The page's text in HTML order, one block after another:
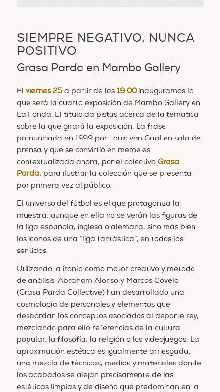
SIEMPRE NEGATIVO, NUNCA
POSITIVO
Grasa Parda en Mambo Gallery
El viernes 25a partir de las 19:00inauguramos la
que será la cuarta exposición de Mambo Gallery en
La Fonda. El título da pistas acerca de la temática
sobre la que girará la exposición. La frase
pronunciada en 1999 por Louis van Gaal en sala de
prensa y que se convirtió en meme es
contextualizada ahora, por el colectivo Grasa
Parda,para ilustrar la colección que se presenta
por primera vez al público.
El universo del fútbol es el que protagoniza la
muestra, aunque en ella no se verán las figuras de
la liga española, inglesa o alemana, sino más bien
los iconos de una “liga fantástica”, en todos los
sentidos.
Utilizando la ironía como motor creativo y método
de análisis, Abraham Alonso y Marcos Covelo
(Grasa Parda Collective) han desarrollado una
cosmología de personajes y elementos que
desbordan los conceptos asociados al deporte rey,
mezclando para ello referencias de la cultura
popular, la filosofía, la religión o los videojuegos. La
aproximación estética es igualmente arriesgada,
una mezcla de técnicas, medios y materiales donde
los acabados se alejan precisamente de las
estéticas limpias y de diseño que predominan en la